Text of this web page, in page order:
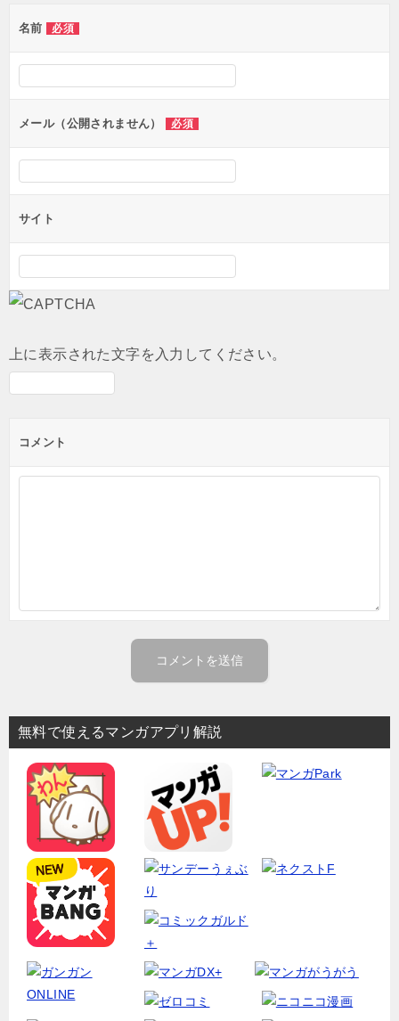
ー
シ
ン
名前 必須
メール（公開されません） 必須
サイト
上に表示された文字を入力してください。
コメント
無料で使えるマンガアプリ解説